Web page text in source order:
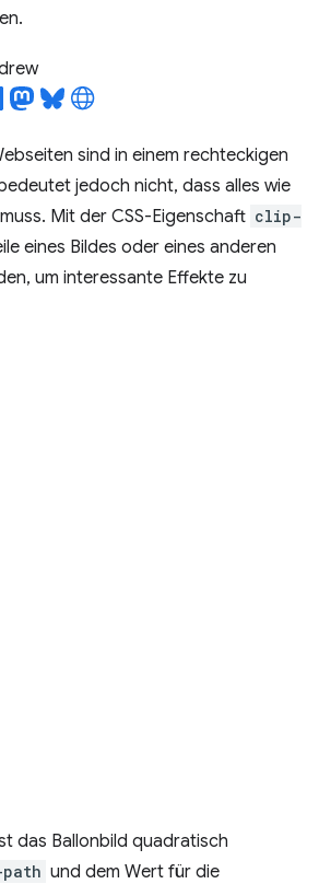
sind in einem rechteckigen
jedoch nicht, dass alles wie
Mit der CSS-Eigenschaft clip-
eines Bildes oder eines anderen
um interessante Effekte zu
das Ballonbild quadratisch
und dem Wert für die